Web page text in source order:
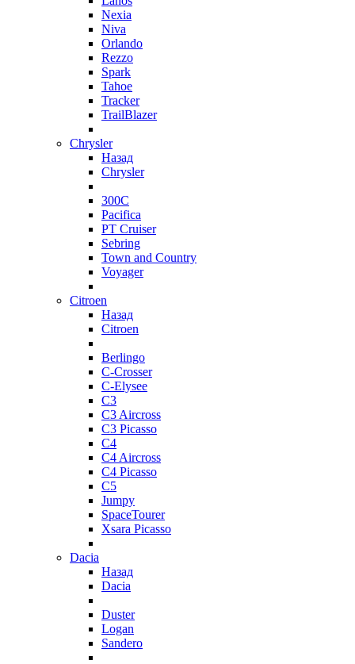
Nexia
Niva
Orlando
Rezzo
Spark
Tahoe
Tracker
TrailBlazer
Chrysler
Назад
Chrysler
300C
Pacifica
PT Cruiser
Sebring
Town and Country
Voyager
Citroen
Назад
Citroen
Berlingo
C-Crosser
C-Elysee
C3
C3 Aircross
C3 Picasso
C4
C4 Aircross
C4 Picasso
C5
Jumpy
SpaceTourer
Xsara Picasso
Dacia
Назад
Dacia
Duster
Logan
Sandero